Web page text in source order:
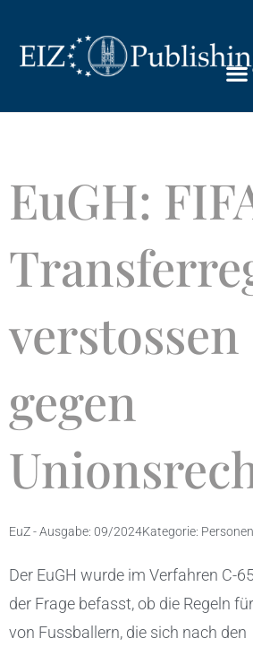
EuGH:
verstossen
gegen
EuZ - Ausgabe: 09/2024Kategorie:
Der EuGH wurde im Verfahren C-
der Frage befasst, ob die Regeln
von Fussballern, die sich nach den